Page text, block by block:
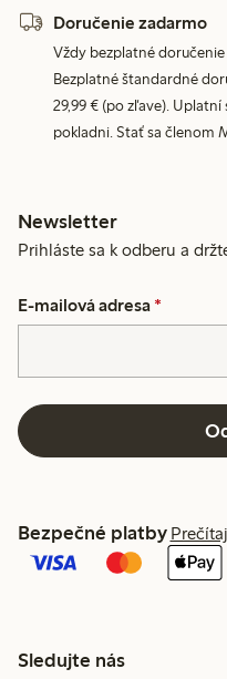
Doručenie zadarmo
Vždy bezplatné
Bezplatné štandardné
29,99 € (po zľave).
pokladni. Stať sa členom
Newsletter
Prihláste sa k odberu a
E-mailová adresa *
Bezpečné platby
Sledujte nás